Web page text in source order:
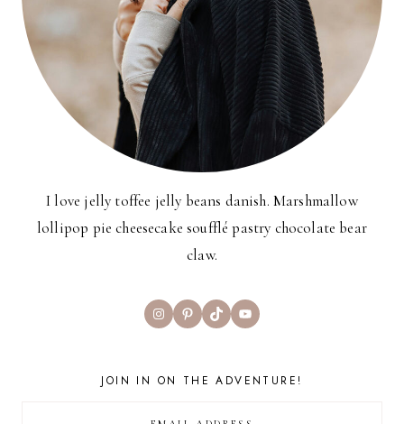
I love jelly toffee jelly beans danish. Marshmallow
lollipop pie cheesecake soufflé pastry chocolate bear
claw.
InstagramPinterest
TikTokYouTube
JOIN IN ON THE ADVENTURE!